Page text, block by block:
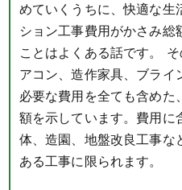
めていくうちに、快適な生
ション工事費用がかさみ
ことはよくある話です。
アコン、造作家具、ブライ
必要な費用を全ても含め
額を示しています。費用に
体、造園、地盤改良工事な
ある工事に限られます。